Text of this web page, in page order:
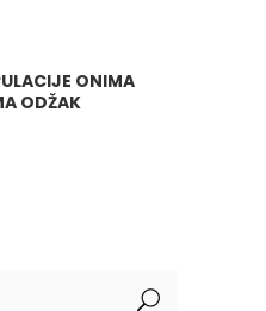
ONIMA
ODŽAK